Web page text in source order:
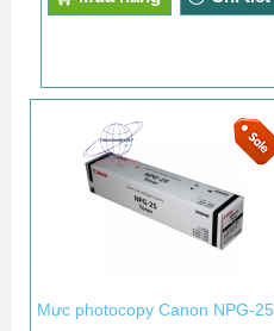
Mực photocopy Canon NPG-25